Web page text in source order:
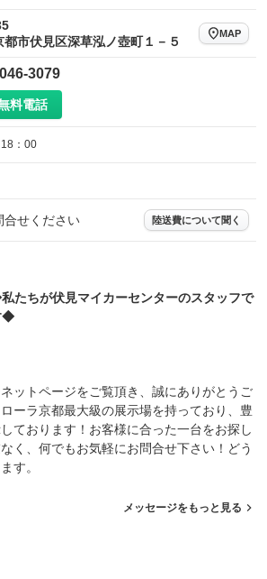
都市伏見区深草泓ノ壺町１－５
MAP
3079
料電話
：00
合せください 陸送費について聞く
たちが伏見マイカーセンターのスタッフで
◆
ットページをご覧頂き、誠にありがとうご
ーラ京都最大級の展示場を持っており、豊
ております！お客様に合った一台をお探し
く、何でもお気軽にお問合せ下さい！どう
す。
メッセージをもっと見る